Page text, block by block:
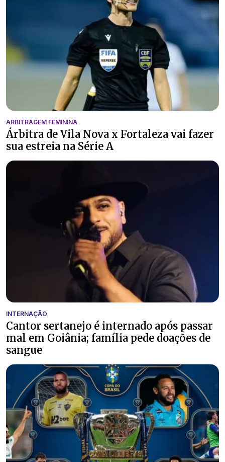
ARBITRAGEM FEMININA
Árbitra de Vila Nova x Fortaleza vai fazer
sua estreia na Série A
INTERNAÇÃO
Cantor sertanejo é internado após passar
mal em Goiânia; família pede doações de
sangue